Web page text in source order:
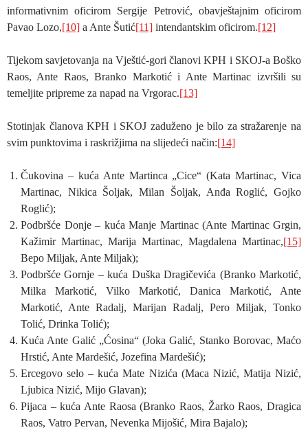
informativnim oficirom Sergije Petrović, obavještajnim oficirom
Pavao Lozo,[10] a Ante Šutić[11] intendantskim oficirom.[12]
Tijekom savjetovanja na Vještić-gori članovi KPH i SKOJ-a Boško
Raos, Ante Raos, Branko Markotić i Ante Martinac izvršili su
temeljite pripreme za napad na Vrgorac.[13]
Stotinjak članova KPH i SKOJ zaduženo je bilo za stražarenje na
svim punktovima i raskrižjima na slijedeći način:[14]
Čukovina – kuća Ante Martinca „Cice“ (Kata Martinac, Vica
Martinac, Nikica Šoljak, Milan Šoljak, Anđa Roglić, Gojko
Roglić);
Podbršće Donje – kuća Manje Martinac (Ante Martinac Grgin,
Kažimir Martinac, Marija Martinac, Magdalena Martinac,[15]
Bepo Miljak, Ante Miljak);
Podbršće Gornje – kuća Duška Dragičevića (Branko Markotić,
Milka Markotić, Vilko Markotić, Danica Markotić, Ante
Markotić, Ante Radalj, Marijan Radalj, Pero Miljak, Tonko
Tolić, Drinka Tolić);
Kuća Ante Galić „Ćosina“ (Joka Galić, Stanko Borovac, Maćo
Hrstić, Ante Mardešić, Jozefina Mardešić);
Ercegovo selo – kuća Mate Nizića (Maca Nizić, Matija Nizić,
Ljubica Nizić, Mijo Glavan);
Pijaca – kuća Ante Raosa (Branko Raos, Žarko Raos, Dragica
Raos, Vatro Pervan, Nevenka Mijošić, Mira Bajalo);